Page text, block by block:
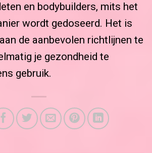
en bodybuilders, mits het
wordt gedoseerd. Het is
de aanbevolen richtlijnen te
je gezondheid te
gebruik.